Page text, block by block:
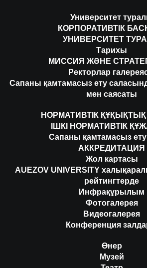
Университет
КОРПОРАТИВТІК
УНИВЕРСИТЕТ
Тарихы
МИССИЯ ЖӘНЕ
Ректорлар
Сапаны қамтамасыз ету
мен саясаты
НОРМАТИВТІК ҚҰҚЫҚТЫҚ
ІШКІ НОРМАТИВТІК
Сапаны қамтамасыз ету
АККРЕДИТАЦИЯ
Жол картасы
AUEZOV UNIVERSITY
рейтингтерде
Инфрақұрылым
Фотогалерея
Видеогалерея
Конференция
Өнер
Музей